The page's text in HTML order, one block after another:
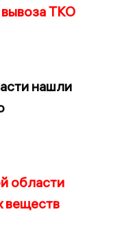
ТКО
нашли
области
веществ